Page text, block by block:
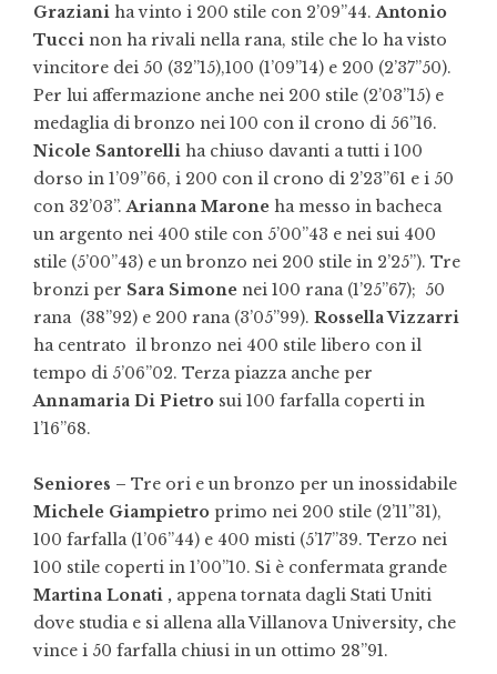
Graziani ha vinto i 200 stile con 2’09”44.Antonio
Tucci non ha rivali nella rana, stile che lo ha visto
vincitore dei 50 (32”15),100 (1’09”14) e 200 (2’37”50).
Per lui affermazione anche nei 200 stile (2’03”15) e
medaglia di bronzo nei 100 con il crono di 56”16.
Nicole Santorelli ha chiuso davanti a tutti i 100
dorso in 1’09”66, i 200 con il crono di 2’23”61 e i 50
con 32’03”.Arianna Marone ha messo in bacheca
un argento nei 400 stile con 5’00”43 e nei sui 400
stile (5’00”43) e un bronzo nei 200 stile in 2’25”). Tre
bronzi per Sara Simone nei 100 rana (1’25”67); 50
rana (38”92) e 200 rana (3’05”99). Rossella Vizzarri
ha centrato il bronzo nei 400 stile libero con il
tempo di 5’06”02. Terza piazza anche per
Annamaria Di Pietro sui 100 farfalla coperti in
1’16”68.
Seniores – Tre ori e un bronzo per un inossidabile
Michele Giampietro primo nei 200 stile (2’11”31),
100 farfalla (1’06”44) e 400 misti (5’17”39. Terzo nei
100 stile coperti in 1’00”10. Si è confermata grande
Martina Lonati , appena tornata dagli Stati Uniti
dove studia e si allena alla Villanova University, che
vince i 50 farfalla chiusi in un ottimo 28”91.